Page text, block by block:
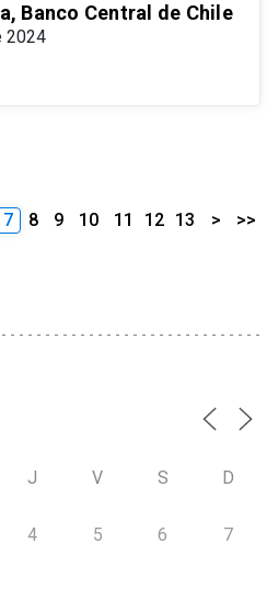
Banco Central de Chile
2024
7 8 9 10 11 12 13 > >>
J V S D
4 5 6 7